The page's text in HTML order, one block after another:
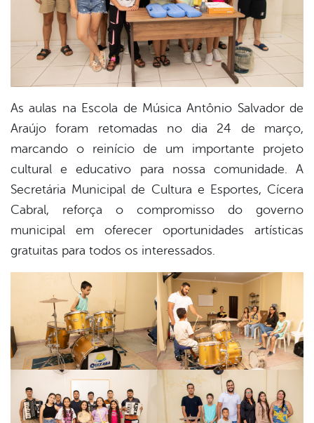
As aulas na Escola de Música Antônio Salvador de
Araújo foram retomadas no dia 24 de março,
marcando o reinício de um importante projeto
cultural e educativo para nossa comunidade. A
Secretária Municipal de Cultura e Esportes, Cícera
Cabral, reforça o compromisso do governo
municipal em oferecer oportunidades artísticas
gratuitas para todos os interessados.